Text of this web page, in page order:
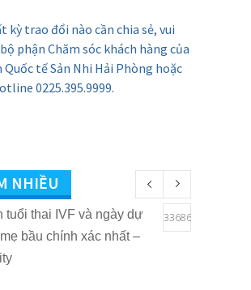
kỳ trao đổi nào cần chia sẻ, vui
phận Chăm sóc khách hàng của
Quốc tế Sản Nhi Hải Phòng hoặc
0225.395.9999.
NHIỀU
tuổi thai IVF và ngày dự
bầu chính xác nhất –
33686